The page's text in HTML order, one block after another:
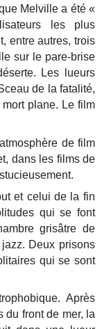
Melville a été «
les plus
entre autres, trois
sur le pare-brise
Les lueurs
de la fatalité,
plane. Le film
de film
dans les films de
et celui de la fin
qui se font
grisâtre de
Deux prisons
qui se sont
Après
du front de mer, la